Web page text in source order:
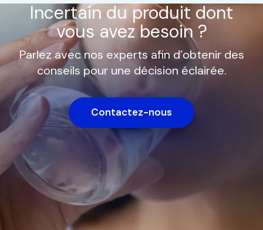
Incertain du produit dont
vous avez besoin ?
Parlez avec nos experts afin d’obtenir des
conseils pour une décision éclairée.
Contactez-nous